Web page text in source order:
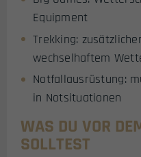
Equipment
Trekking:
wechselhaftem
Notfallausrüstung:
in Notsituationen
WAS DU VOR
SOLLTEST